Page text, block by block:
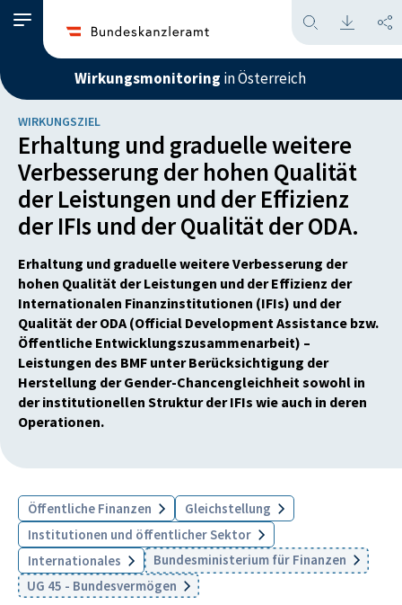
Wirkungsmonitoring in Österreich
WIRKUNGSZIEL
Erhaltung und graduelle weitere
Verbesserung der hohen Qualität
der Leistungen und der Effizienz
der IFIs und der Qualität der ODA.
Erhaltung und graduelle weitere Verbesserung der
hohen Qualität der Leistungen und der Effizienz der
Internationalen Finanzinstitutionen (IFIs) und der
Qualität der ODA (Official Development Assistance bzw.
Öffentliche Entwicklungszusammenarbeit) –
Leistungen des BMF unter Berücksichtigung der
Herstellung der Gender-Chancengleichheit sowohl in
der institutionellen Struktur der IFIs wie auch in deren
Operationen.
Öffentliche Finanzen
Gleichstellung
Institutionen und öffentlicher Sektor
Internationales
Bundesministerium für Finanzen
UG 45 - Bundesvermögen